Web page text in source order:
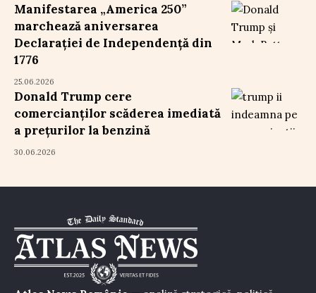
Manifestarea „America 250”
marchează aniversarea
Declarației de Independență din
1776
25.06.2026
Donald Trump cere
comercianților scăderea imediată
a prețurilor la benzină
30.06.2026